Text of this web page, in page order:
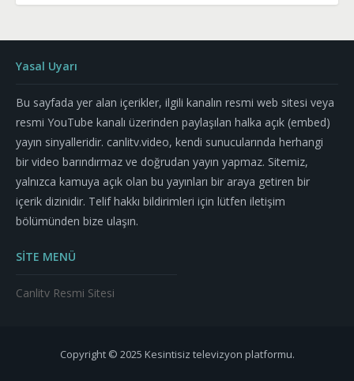
Yasal Uyarı
Bu sayfada yer alan içerikler, ilgili kanalın resmi web sitesi veya
resmi YouTube kanalı üzerinden paylaşılan halka açık (embed)
yayın sinyalleridir. canlitv.video, kendi sunucularında herhangi
bir video barındırmaz ve doğrudan yayın yapmaz. Sitemiz,
yalnızca kamuya açık olan bu yayınları bir araya getiren bir
içerik dizinidir. Telif hakkı bildirimleri için lütfen iletişim
bölümünden bize ulaşın.
SİTE MENÜ
Canlitv Resmi Sitesi
Copyright © 2025 Kesintisiz televizyon platformu.